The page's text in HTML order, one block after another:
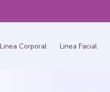
Linea Corporal Linea Facial